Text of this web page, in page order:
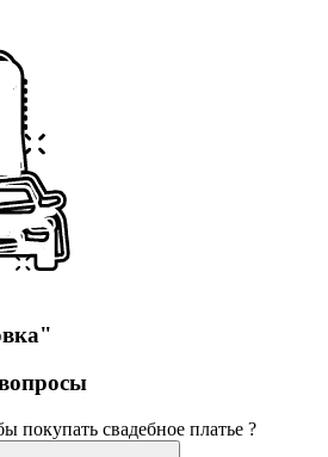
покупать свадебное платье ?